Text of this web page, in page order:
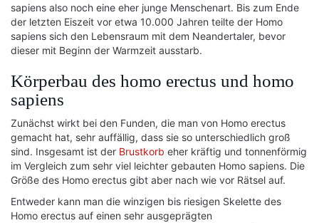
sapiens also noch eine eher junge Menschenart. Bis zum Ende
der letzten Eiszeit vor etwa 10.000 Jahren teilte der Homo
sapiens sich den Lebensraum mit dem Neandertaler, bevor
dieser mit Beginn der Warmzeit ausstarb.
Körperbau des homo erectus und homo
sapiens
Zunächst wirkt bei den Funden, die man von Homo erectus
gemacht hat, sehr auffällig, dass sie so unterschiedlich groß
sind. Insgesamt ist der Brustkorb eher kräftig und tonnenförmig
im Vergleich zum sehr viel leichter gebauten Homo sapiens. Die
Größe des Homo erectus gibt aber nach wie vor Rätsel auf.
Entweder kann man die winzigen bis riesigen Skelette des
Homo erectus auf einen sehr ausgeprägten